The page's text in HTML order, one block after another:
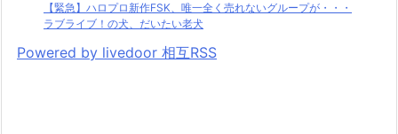
【緊急】ハロプロ新作FSK、唯一全く売れないグループが・・・
ラブライブ！の犬、だいたい老犬
Powered by livedoor 相互RSS